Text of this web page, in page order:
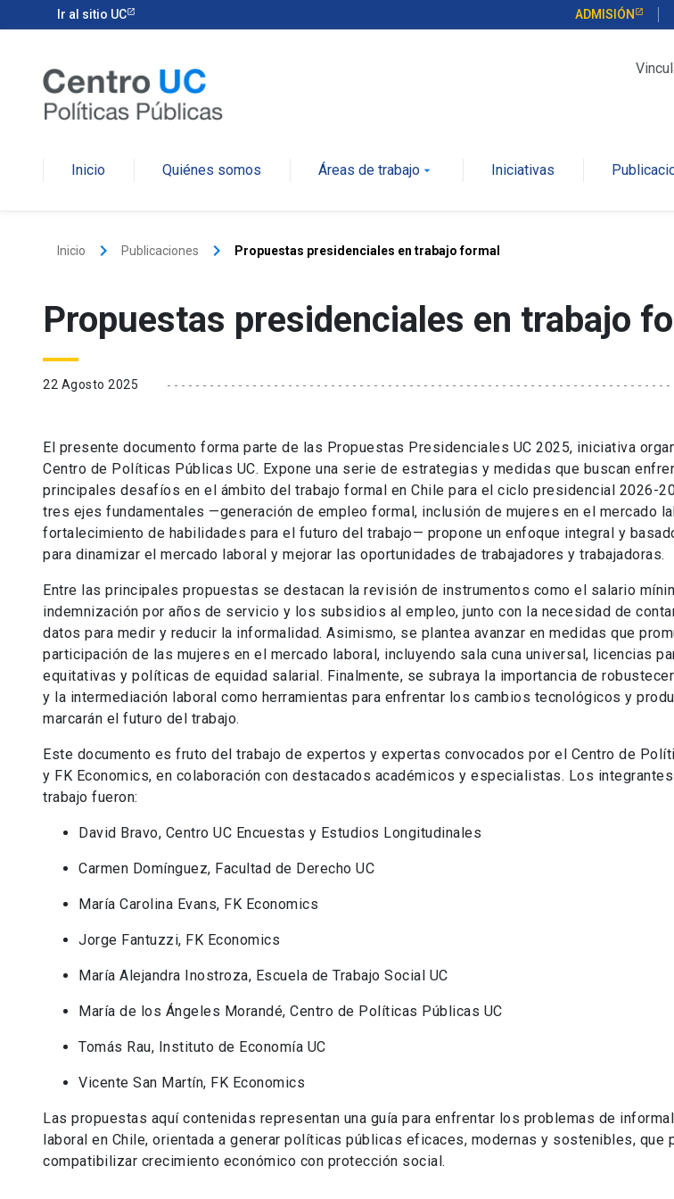
Ir al sitio UC ADMISIÓN
Inicio Quiénes somos Áreas de trabajo arrow_drop_down Iniciativas
Inicio keyboard_arrow_right Publicaciones keyboard_arrow_right Propuestas presidenciales en trabajo formal
Propuestas presidenciales en trabajo
22 Agosto 2025
El presente documento forma parte de las Propuestas Presidenciales UC 2025, iniciativa
Centro de Políticas Públicas UC. Expone una serie de estrategias y medidas que buscan
principales desafíos en el ámbito del trabajo formal en Chile para el ciclo presidencial 2026-
tres ejes fundamentales —generación de empleo formal, inclusión de mujeres en el mercado
fortalecimiento de habilidades para el futuro del trabajo— propone un enfoque integral y
para dinamizar el mercado laboral y mejorar las oportunidades de trabajadores y trabajadoras.
Entre las principales propuestas se destacan la revisión de instrumentos como el salario
indemnización por años de servicio y los subsidios al empleo, junto con la necesidad de
datos para medir y reducir la informalidad. Asimismo, se plantea avanzar en medidas que
participación de las mujeres en el mercado laboral, incluyendo sala cuna universal, licencias
equitativas y políticas de equidad salarial. Finalmente, se subraya la importancia de
y la intermediación laboral como herramientas para enfrentar los cambios tecnológicos y
marcarán el futuro del trabajo.
Este documento es fruto del trabajo de expertos y expertas convocados por el Centro de
y FK Economics, en colaboración con destacados académicos y especialistas. Los
trabajo fueron:
David Bravo, Centro UC Encuestas y Estudios Longitudinales
Carmen Domínguez, Facultad de Derecho UC
María Carolina Evans, FK Economics
Jorge Fantuzzi, FK Economics
María Alejandra Inostroza, Escuela de Trabajo Social UC
María de los Ángeles Morandé, Centro de Políticas Públicas UC
Tomás Rau, Instituto de Economía UC
Vicente San Martín, FK Economics
Las propuestas aquí contenidas representan una guía para enfrentar los problemas de
laboral en Chile, orientada a generar políticas públicas eficaces, modernas y sostenibles, que
compatibilizar crecimiento económico con protección social.